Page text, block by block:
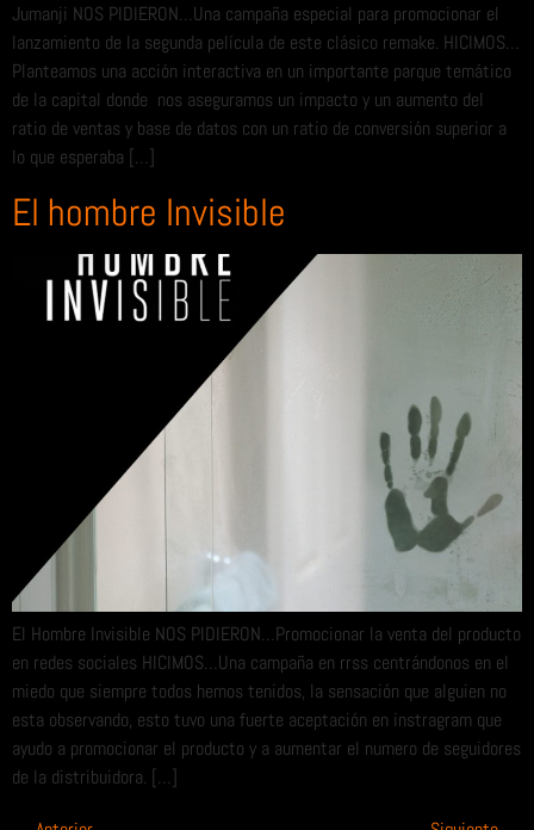
Jumanji NOS PIDIERON…Una campaña especial para promocionar el
lanzamiento de la segunda película de este clásico remake. HICIMOS…
Planteamos una acción interactiva en un importante parque temático
de la capital donde nos aseguramos un impacto y un aumento del
ratio de ventas y base de datos con un ratio de conversión superior a
lo que esperaba […]
El hombre Invisible
El Hombre Invisible NOS PIDIERON…Promocionar la venta del producto
en redes sociales HICIMOS…Una campaña en rrss centrándonos en el
miedo que siempre todos hemos tenidos, la sensación que alguien no
esta observando, esto tuvo una fuerte aceptación en instragram que
ayudo a promocionar el producto y a aumentar el numero de seguidores
de la distribuidora. […]